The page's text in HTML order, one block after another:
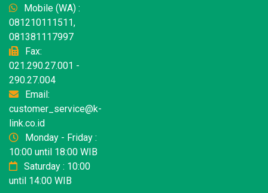
Mobile (WA) :
081210111511,
081381117997
Fax:
021.290.27.001 -
290.27.004
Email:
customer_service@k-
link.co.id
Monday - Friday :
10:00 until 18:00 WIB
Saturday : 10:00
until 14:00 WIB